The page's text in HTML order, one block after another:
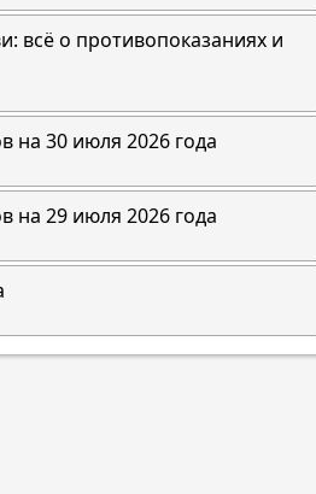
всё о противопоказаниях и
на 30 июля 2026 года
на 29 июля 2026 года